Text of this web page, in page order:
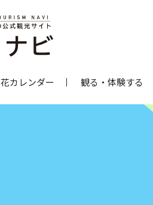
花カレンダー 観る・体験する